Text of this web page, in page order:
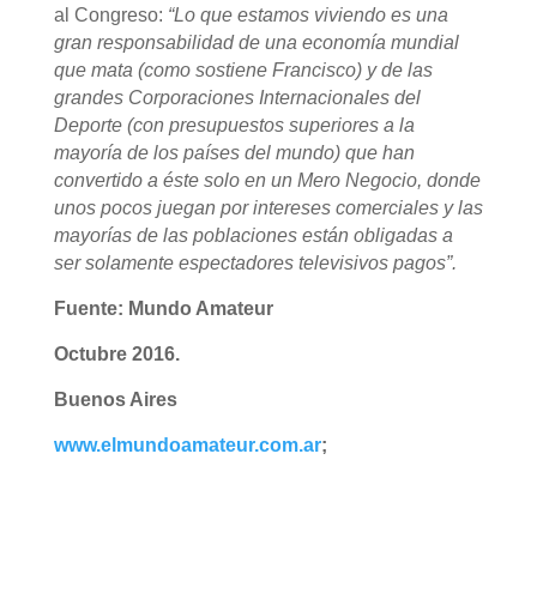
al Congreso: “Lo que estamos viviendo es una
gran responsabilidad de una economía mundial
que mata (como sostiene Francisco) y de las
grandes Corporaciones Internacionales del
Deporte (con presupuestos superiores a la
mayoría de los países del mundo) que han
convertido a éste solo en un Mero Negocio, donde
unos pocos juegan por intereses comerciales y las
mayorías de las poblaciones están obligadas a
ser solamente espectadores televisivos pagos”.
Fuente: Mundo Amateur
Octubre 2016.
Buenos Aires
www.elmundoamateur.com.ar;